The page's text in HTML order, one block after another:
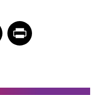
on Email
EmailShare article on Print